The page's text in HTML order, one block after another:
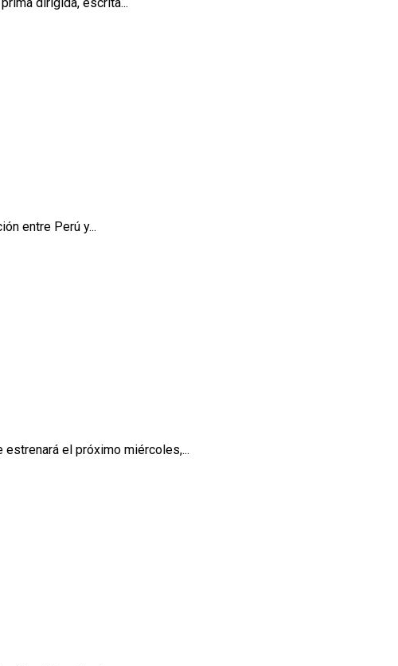
dirigida, escrita...
entre Perú y...
el próximo miércoles,...